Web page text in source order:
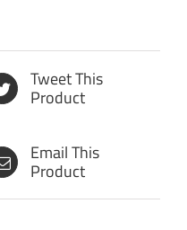
Tweet This
Product
Email This
Product